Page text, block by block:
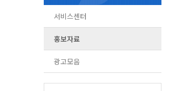
서비스센터
홍보자료
광고모음